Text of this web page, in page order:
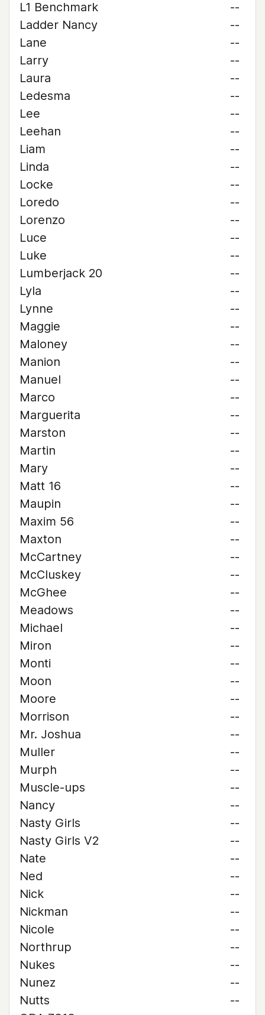
L1 Benchmark
--
Ladder Nancy
--
Lane
--
Larry
--
Laura
--
Ledesma
--
Lee
--
Leehan
--
Liam
--
Linda
--
Locke
--
Loredo
--
Lorenzo
--
Luce
--
Luke
--
Lumberjack 20
--
Lyla
--
Lynne
--
Maggie
--
Maloney
--
Manion
--
Manuel
--
Marco
--
Marguerita
--
Marston
--
Martin
--
Mary
--
Matt 16
--
Maupin
--
Maxim 56
--
Maxton
--
McCartney
--
McCluskey
--
McGhee
--
Meadows
--
Michael
--
Miron
--
Monti
--
Moon
--
Moore
--
Morrison
--
Mr. Joshua
--
Muller
--
Murph
--
Muscle-ups
--
Nancy
--
Nasty Girls
--
Nasty Girls V2
--
Nate
--
Ned
--
Nick
--
Nickman
--
Nicole
--
Northrup
--
Nukes
--
Nunez
--
Nutts
--